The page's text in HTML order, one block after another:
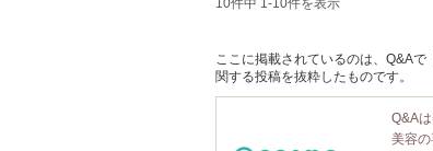
10件中 1-10件を表示
ここに掲載されているのは、Q&A
関する投稿を抜粋したものです。
Q&A
美容